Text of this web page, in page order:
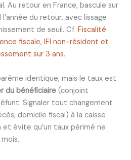
Au retour en France, bascule sur
du retour, avec lissage
de seuil. Cf.Fiscalité
fiscale, IFI non-résident et
sur 3 ans.
identique, mais le taux est
du bénéficiaire (conjoint
Signaler tout changement
domicile fiscal) à la caisse
et évite qu’un taux périmé ne